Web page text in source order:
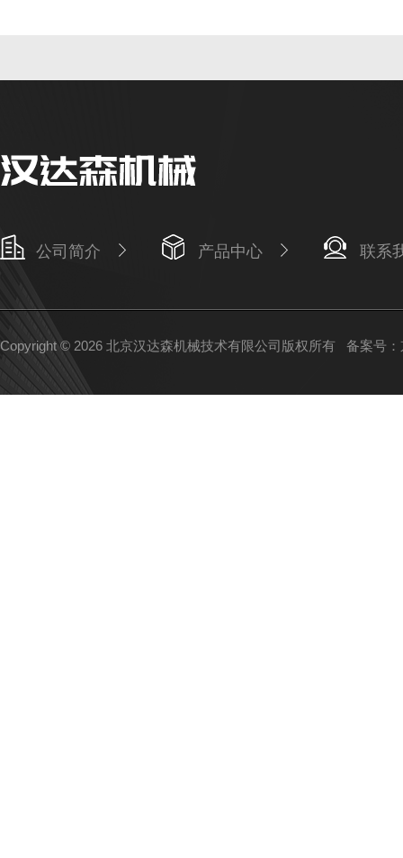
公司简介 产品中心 联系
Copyright © 2026 北京汉达森机械技术有限公司版权所有 备案号：